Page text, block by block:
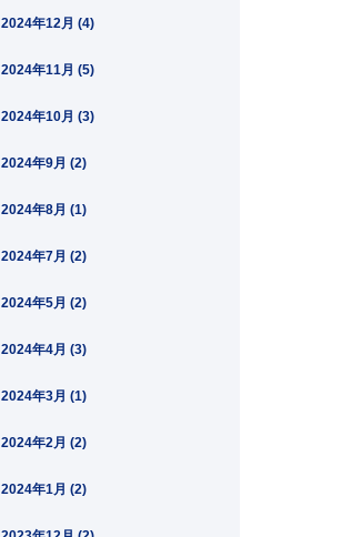
2024年12月 (4)
2024年11月 (5)
2024年10月 (3)
2024年9月 (2)
2024年8月 (1)
2024年7月 (2)
2024年5月 (2)
2024年4月 (3)
2024年3月 (1)
2024年2月 (2)
2024年1月 (2)